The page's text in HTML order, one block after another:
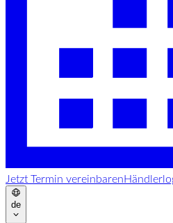
Jetzt Termin vereinbaren
de